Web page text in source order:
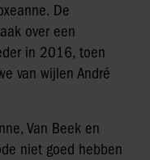
De
over een
in 2016, toen
van wijlen André
Van Beek en
niet goed hebben